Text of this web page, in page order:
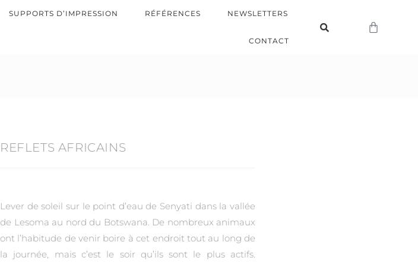
SUPPORTS D’IMPRESSION RÉFÉRENCES NEWSLETTERS
CONTACT
REFLETS AFRICAINS
Lever de soleil sur le point d’eau de Senyati dans la vallée
de Lesoma au nord du Botswana. De nombreux animaux
ont l’habitude de venir boire à cet endroit tout au long de
la journée, mais c’est le soir qu’ils sont le plus actifs.